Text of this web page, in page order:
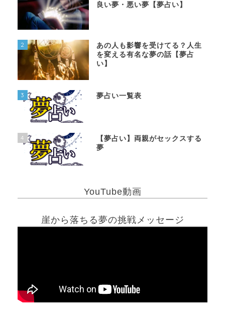
良い夢・悪い夢【夢占い】
2
あの人も影響を受けてる？人生
を変える有名な夢の話【夢占
い】
3 夢占い一覧表
4
【夢占い】両親がセックスする
夢
YouTube動画
崖から落ちる夢の挑戦メッセージ